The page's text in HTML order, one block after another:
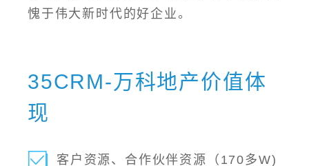
愧于伟大新时代的好企业。
35CRM-万科地产价值体
现
客户资源、合作伙伴资源（170多W)